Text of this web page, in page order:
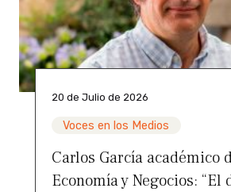
20 de Julio de 2026
Voces en los Medios
Carlos García académico
Economía y Negocios: “El